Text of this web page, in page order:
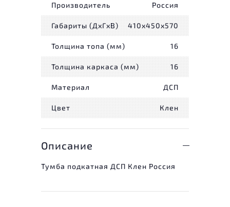
Производитель Россия
Габариты (ДxГxВ) 410x450x570
Толщина топа (мм) 16
Толщина каркаса (мм) 16
Материал ДСП
Цвет Клен
Описание
Тумба подкатная ДСП Клен Россия